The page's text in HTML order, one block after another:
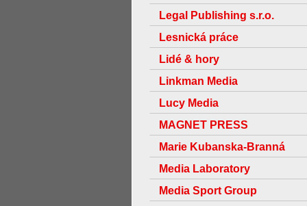
Legal Publishing s.r.o.
Lesnická práce
Lidé & hory
Linkman Media
Lucy Media
MAGNET PRESS
Marie Kubanska-Branná
Media Laboratory
Media Sport Group